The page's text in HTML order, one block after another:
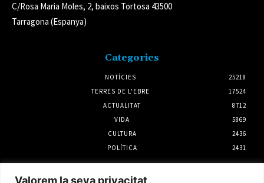
Valorem la seva privacitat
C/Rosa Maria Moles, 2, baixos Tortosa 43500
Tarragona (Espanya)
Categories
NOTÍCIES
25218
TERRES DE L'EBRE
17524
ACTUALITAT
8712
VIDA
5869
CULTURA
2436
POLÍTICA
2431